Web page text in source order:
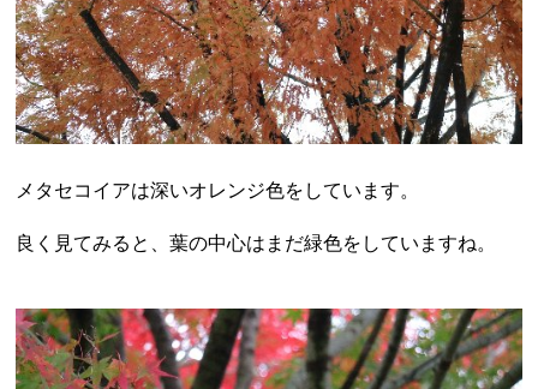
メタセコイアは深いオレンジ色をしています。
良く見てみると、葉の中心はまだ緑色をしていますね。